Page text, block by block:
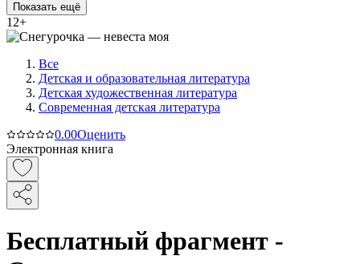
Показать ещё
12+
Все
Детская и образовательная литература
Детская художественная литература
Современная детская литература
0.00Оценить
Электронная книга
Бесплатный фрагмент -